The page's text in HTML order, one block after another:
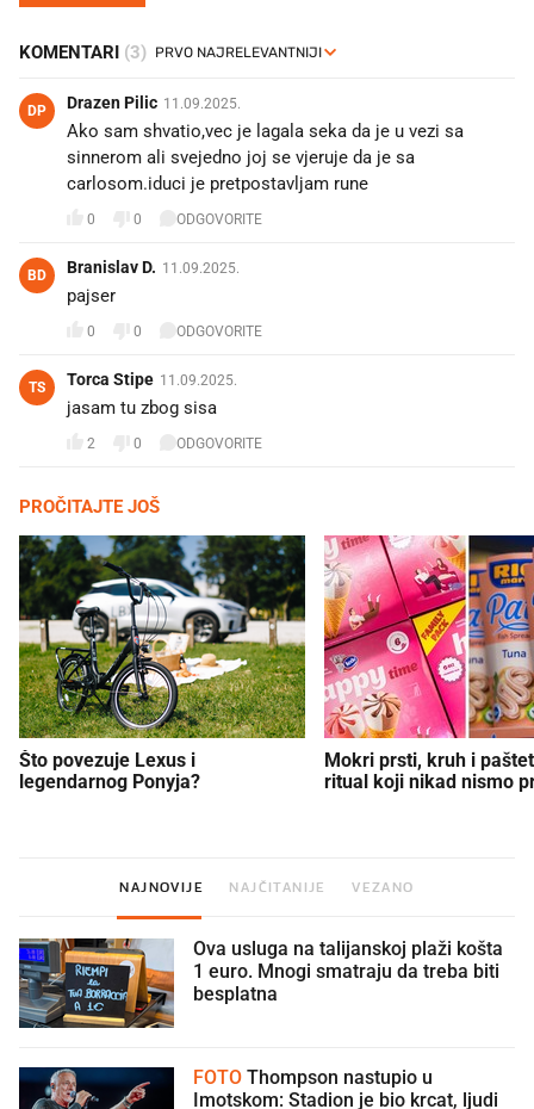
KOMENTARI (3)
DP Drazen Pilic 11.09.2025.
Ako sam shvatio,vec je lagala seka da je u vezi sa
sinnerom ali svejedno joj se vjeruje da je sa
carlosom.iduci je pretpostavljam rune
0 0 ODGOVORITE
BD Branislav D. 11.09.2025.
pajser
0 0 ODGOVORITE
TS Torca Stipe 11.09.2025.
jasam tu zbog sisa
2 0 ODGOVORITE
PROČITAJTE JOŠ
Što povezuje Lexus i
legendarnog Ponyja?
Mokri prsti, kruh i
ritual koji nikad nismo
NAJNOVIJE NAJČITANIJE VEZANO
Ova usluga na talijanskoj plaži košta
1 euro. Mnogi smatraju da treba biti
besplatna
FOTO
Imotskom: Stadion je bio krcat, ljudi